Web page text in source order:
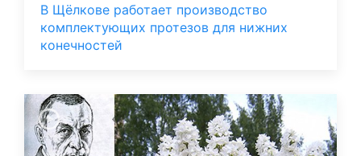
В Щёлкове работает производство
комплектующих протезов для нижних
конечностей